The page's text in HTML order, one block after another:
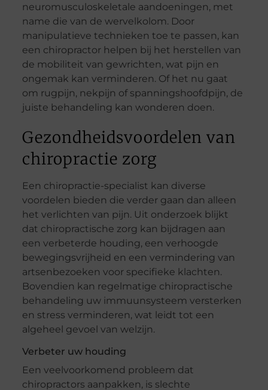
neuromusculoskeletale aandoeningen, met
name die van de wervelkolom. Door
manipulatieve technieken toe te passen, kan
een chiropractor helpen bij het herstellen van
de mobiliteit van gewrichten, wat pijn en
ongemak kan verminderen. Of het nu gaat
om rugpijn, nekpijn of spanningshoofdpijn, de
juiste behandeling kan wonderen doen.
Gezondheidsvoordelen van
chiropractie zorg
Een chiropractie-specialist kan diverse
voordelen bieden die verder gaan dan alleen
het verlichten van pijn. Uit onderzoek blijkt
dat chiropractische zorg kan bijdragen aan
een verbeterde houding, een verhoogde
bewegingsvrijheid en een vermindering van
artsenbezoeken voor specifieke klachten.
Bovendien kan regelmatige chiropractische
behandeling uw immuunsysteem versterken
en stress verminderen, wat leidt tot een
algeheel gevoel van welzijn.
Verbeter uw houding
Een veelvoorkomend probleem dat
chiropractors aanpakken, is slechte